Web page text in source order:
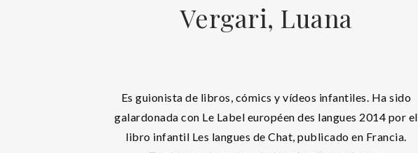
Vergari, Luana
Es guionista de libros, cómics y vídeos infantiles. Ha sido
galardonada con Le Label européen des langues 2014 por el
libro infantil Les langues de Chat, publicado en Francia.